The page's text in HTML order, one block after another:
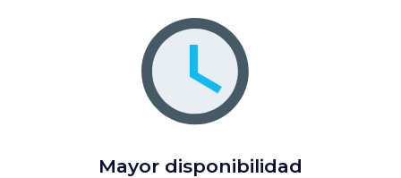
Mayor disponibilidad